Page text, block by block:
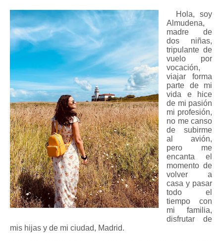
Hola, soy
Almudena,
madre de
dos niñas,
tripulante de
vuelo por
vocación,
viajar forma
parte de mi
vida e hice
de mi pasión
mi profesión,
no me canso
de subirme
al avión,
pero me
encanta el
momento de
volver a
casa y pasar
todo el
tiempo con
mi familia,
disfrutar de
mis hijas y de mi ciudad, Madrid.